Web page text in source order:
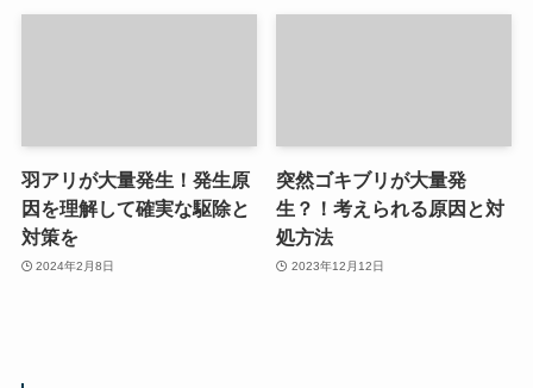
羽アリが大量発生！発生原
因を理解して確実な駆除と
対策を
2024年2月8日
突然ゴキブリが大量発
生？！考えられる原因と対
処方法
2023年12月12日